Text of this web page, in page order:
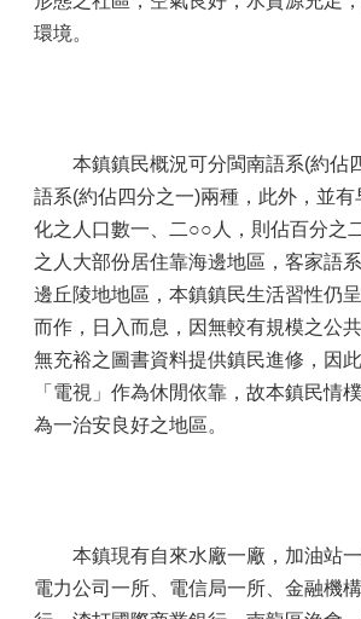
環境。
本鎮鎮民概況可分閩南語系(約佔
語系(約佔四分之一)兩種，此外，並有
化之人口數一、二○○人，則佔百分之
之人大部份居住靠海邊地區，客家語
邊丘陵地地區，本鎮鎮民生活習性仍
而作，日入而息，因無較有規模之公
無充裕之圖書資料提供鎮民進修，因
「電視」作為休閒依靠，故本鎮民情
為一治安良好之地區。
本鎮現有自來水廠一廠，加油站一
電力公司一所、電信局一所、金融機